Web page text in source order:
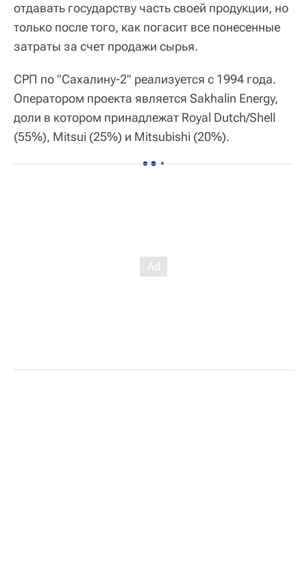
отдавать государству часть своей продукции, но
только после того, как погасит все понесенные
затраты за счет продажи сырья.
СРП по "Сахалину-2" реализуется с 1994 года.
Оператором проекта является Sakhalin Energy,
доли в котором принадлежат Royal Dutch/Shell
(55%), Mitsui (25%) и Mitsubishi (20%).